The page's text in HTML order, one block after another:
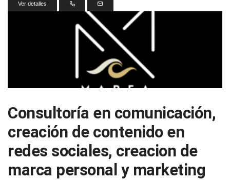
Ver detalles
Consultoría en comunicación,
creación de contenido en
redes sociales, creacion de
marca personal y marketing